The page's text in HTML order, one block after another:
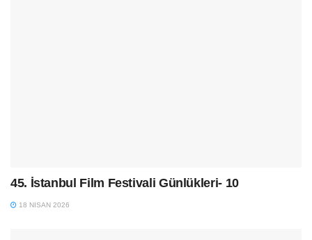
45. İstanbul Film Festivali Günlükleri- 10
18 NISAN 2026